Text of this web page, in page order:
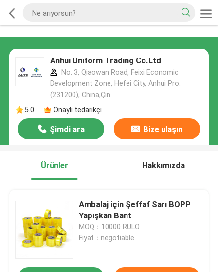
Anhui Uniform Trading Co.Ltd
No. 3, Qiaowan Road, Feixi Economic
Development Zone, Hefei City, Anhui Pro.
(231200), China,Çin
5.0
Onaylı tedarikçi
Şimdi ara Bize ulaşın
Ürünler Hakkımızda
Ambalaj için Şeffaf Sarı BOPP
Yapışkan Bant
MOQ：10000 RULO
Fiyat：negotiable